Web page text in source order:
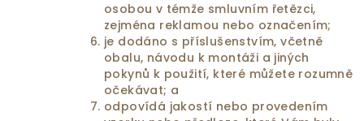
osobou v témže smluvním řetězci,
zejména reklamou nebo označením;
je dodáno s příslušenstvím, včetně
obalu, návodu k montáži a jiných
pokynů k použití, které můžete rozumně
očekávat; a
odpovídá jakostí nebo provedením